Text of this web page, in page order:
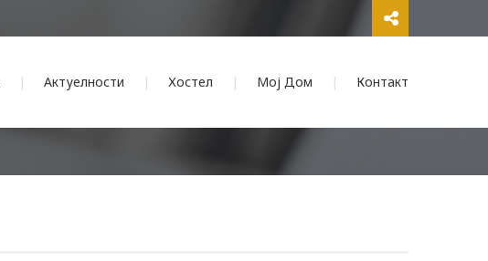
Актуелности Хостел Мој Дом Контакт